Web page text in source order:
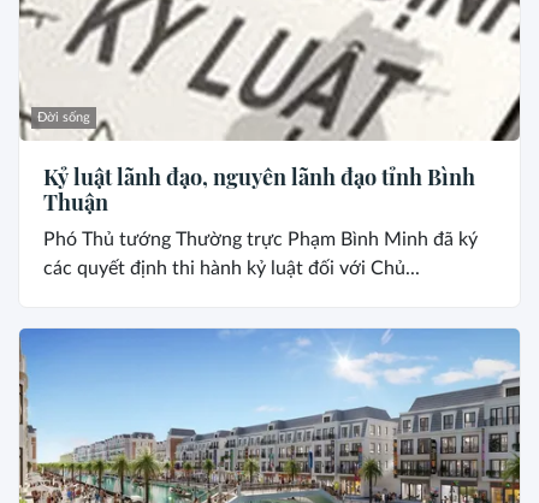
Đời sống
Kỷ luật lãnh đạo, nguyên lãnh đạo tỉnh Bình
Thuận
Phó Thủ tướng Thường trực Phạm Bình Minh đã ký
các quyết định thi hành kỷ luật đối với Chủ...